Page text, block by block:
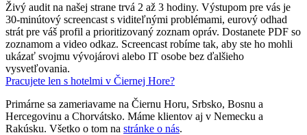
Živý audit na našej strane trvá 2 až 3 hodiny. Výstupom pre vás je
30-minútový screencast s viditeľnými problémami, eurový odhad
strát pre váš profil a prioritizovaný zoznam opráv. Dostanete PDF so
zoznamom a video odkaz. Screencast robíme tak, aby ste ho mohli
ukázať svojmu vývojárovi alebo IT osobe bez ďalšieho
vysvetľovania.
Pracujete len s hotelmi v Čiernej Hore?
Primárne sa zameriavame na Čiernu Horu, Srbsko, Bosnu a
Hercegovinu a Chorvátsko. Máme klientov aj v Nemecku a
Rakúsku. Všetko o tom na stránke o nás.